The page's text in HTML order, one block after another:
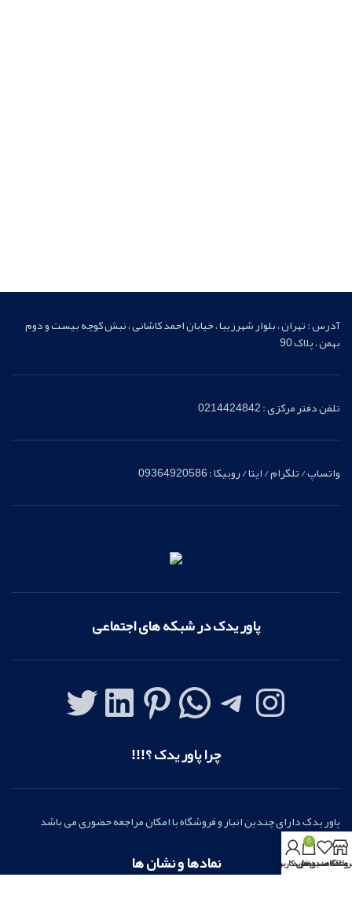
آدرس : تهران ، بلوار شهرزیبا ، خیابان احمد کاشانی ، نبش کوچه بیست و دوم
بهمن ، پلاک 90
تلفن دفتر مرکزی : 0214424842
واتساپ / تلگرام / ایتا / روبیکا : 09364920586
پاور یدک در شبکه های اجتماعی
چرا پاور یدک ؟!!!
پاور یدک دارای چندین انبار و فروشگاه با امکان مراجعه حضوری می باشد
نمادها و نشان ها علاقه مندی ها
0
سبد خرید
بخش کاربری